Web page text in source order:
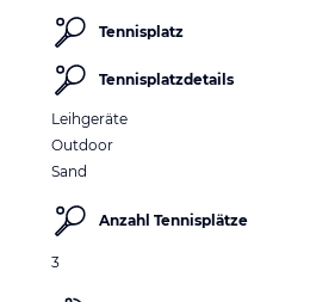
Tennisplatz
Tennisplatzdetails
Leihgeräte
Outdoor
Sand
Anzahl Tennisplätze
3